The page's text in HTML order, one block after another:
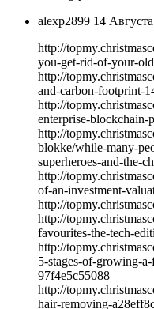
alexp2899 14
http://
you-get-rid-of-your-
http://
and-carbon-footprint-
http://
enterprise-blockchain-
http://
blokke/while-many-
superheroes-and-the-
http://
of-an-investment-
http://
http://
favourites-the-tech-
http://
5-stages-of-growing-
97f4e5c55088
http://
hair-removing-